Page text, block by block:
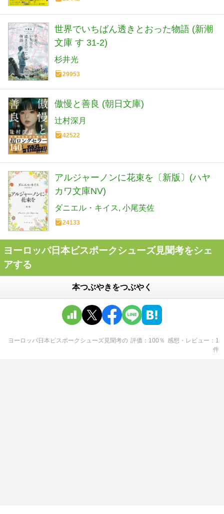
世界でいちばん透きとおった物語 (新潮
文庫 す 31-2)
杉井光
29953
傲慢と善良 (朝日文庫)
辻村深月
42522
アルジャーノンに花束を〔新版〕(ハヤ
カワ文庫NV)
ダニエル・キイス 小尾芙佐
24133
ヨーロッパ日本ビスポークシューズ見聞考をシェ
アする
本つぶやきをつぶやく
ヨーロッパ日本ビスポークシューズ見聞考の 評価 100 ％ 感想・レビュー
1
件